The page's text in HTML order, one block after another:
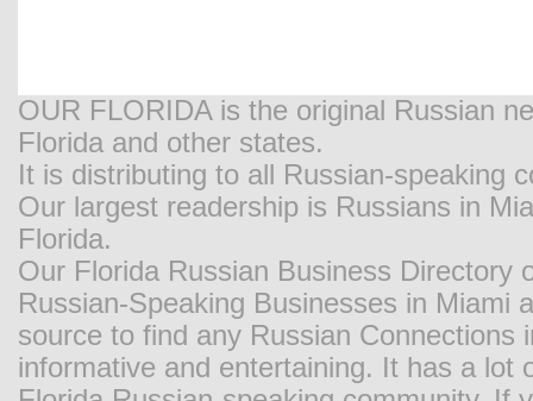
OUR FLORIDA is the original Russian
Florida and other states.
It is distributing to all Russian-speaking
Our largest readership is Russians in
Florida.
Our Florida Russian Business Directory
Russian-Speaking Businesses in Miami
source to find any Russian
informative and entertaining. It has a